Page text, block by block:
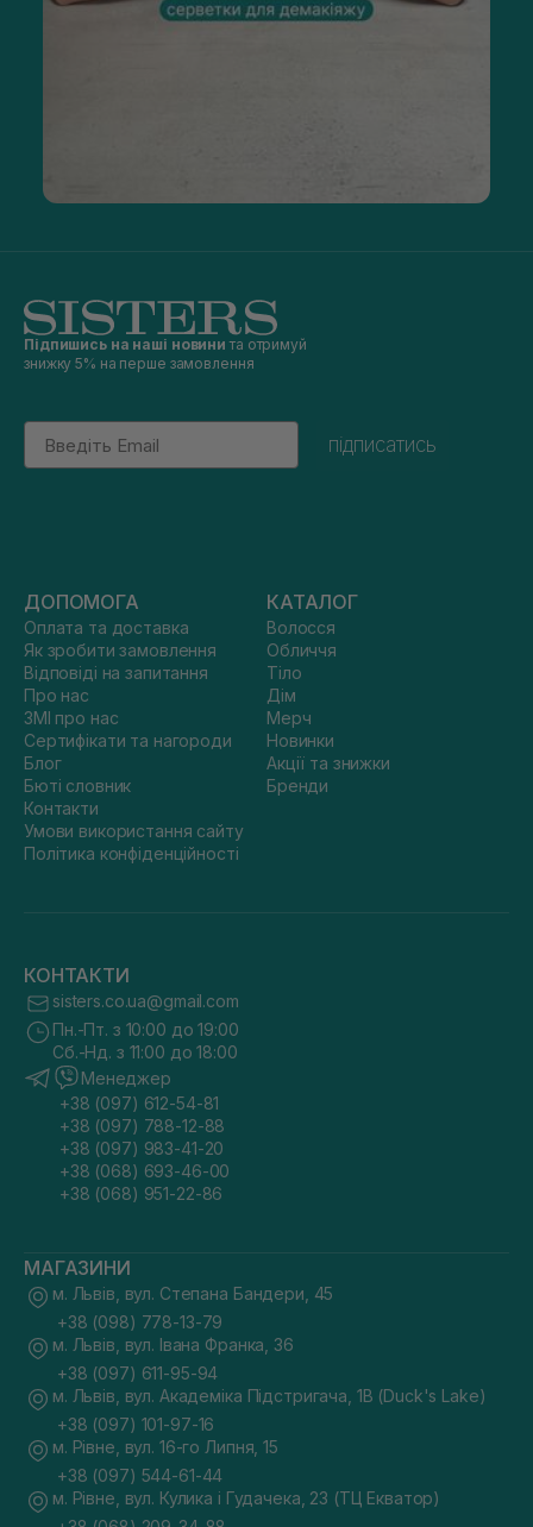
Підпишись на наші новини та отримуй
знижку 5% на перше замовлення
Email
підписатись
ДОПОМОГА
Оплата та доставка
Як зробити замовлення
Відповіді на запитання
Про нас
ЗМІ про нас
Сертифікати та нагороди
Блог
Бюті словник
Контакти
Умови використання сайту
Політика конфіденційності
КАТАЛОГ
Волосся
Обличчя
Тіло
Дім
Мерч
Новинки
Акції та знижки
Бренди
КОНТАКТИ
sisters.co.ua@gmail.com
Пн.-Пт. з 10:00 до 19:00
Сб.-Нд. з 11:00 до 18:00
Менеджер
+38 (097) 612-54-81
+38 (097) 788-12-88
+38 (097) 983-41-20
+38 (068) 693-46-00
+38 (068) 951-22-86
МАГАЗИНИ
м. Львів, вул. Степана Бандери, 45
+38 (098) 778-13-79
м. Львів, вул. Івана Франка, 36
+38 (097) 611-95-94
м. Львів, вул. Академіка Підстригача, 1В (Duck's Lake)
+38 (097) 101-97-16
м. Рівне, вул. 16-го Липня, 15
+38 (097) 544-61-44
м. Рівне, вул. Кулика і Гудачека, 23 (ТЦ Екватор)